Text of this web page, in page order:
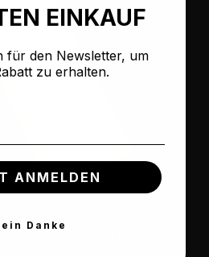
Schleifstein 10"
EINKAUF
für den Newsletter, um
zu erhalten.
ANMELDEN
Danke